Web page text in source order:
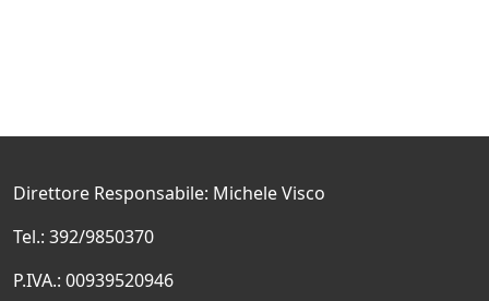
Direttore Responsabile: Michele Visco
Tel.: 392/9850370
P.IVA.: 00939520946